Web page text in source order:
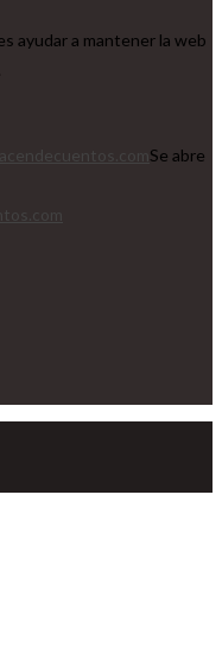
ayudar a mantener la web
Se abre